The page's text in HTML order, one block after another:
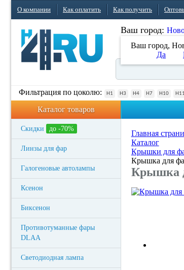
О компании Как оплатить Как получить
Ваш город:
Ваш город,
Да
Фильтрация по цоколю: H1 H3 H4 H7 H10 H11
Каталог товаров
Скидки до -70%
Линзы для фар
Галогеновые автолампы
Ксенон
Биксенон
Противотуманные фары
DLAA
Светодиодная лампа
Главная
Каталог
Крышки для
Крышка для
Крышка